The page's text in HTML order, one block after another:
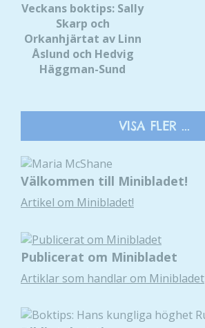
Veckans boktips: Sally
Skarp och
Orkanhjärtat av Linn
Åslund och Hedvig
Häggman-Sund
VISA FLER ...
Välkommen till Minibladet!
Artikel om Minibladet!
Publicerat om Minibladet
Artiklar som handlar om Minibladet